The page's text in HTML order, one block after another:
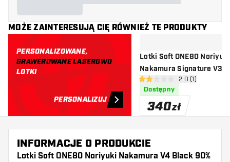
MOŻE ZAINTERESUJĄ CIĘ RÓWNIEŻ TE PRODUKTY
PERSONALIZOWANE,
GRAWEROWANE LASEROWO
LOTKI
PERSONALIZUJ
Lotki Soft ONE80 Noriyuki
Nakamura Signature V3
otwórz panel
2 gwiazdki oceny
2.0 (1)
Dostępny
340zł
INFORMACJE O PRODUKCIE
Lotki Soft ONE80 Noriyuki Nakamura V4 Black 90%